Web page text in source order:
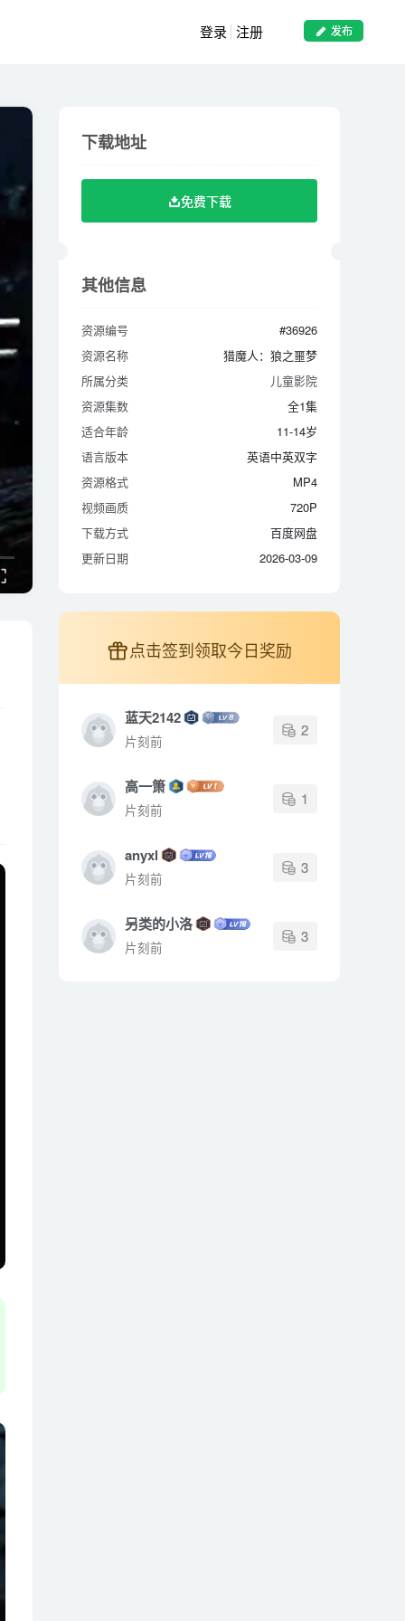
发布
登录 注册
免费下载
资源名称
猎魔人：狼之噩梦
所属分类
儿童影院
资源集数
全1集
适合年龄
11-14岁
语言版本
英语中英双字
资源格式
MP4
视频画质
720P
下载方式
百度网盘
更新日期
2026-03-09
下载地址
免费下载
其他信息
资源编号
#36926
资源名称
猎魔人：狼之噩梦
所属分类
儿童影院
资源集数
全1集
适合年龄
11-14岁
语言版本
英语中英双字
资源格式
MP4
视频画质
720P
下载方式
百度网盘
更新日期
2026-03-09
点击签到领取今日奖励
蓝天2142
片刻前
2
高一箫
片刻前
1
anyxl
片刻前
3
另类的小洛
片刻前
3